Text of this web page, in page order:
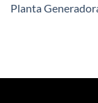
Planta